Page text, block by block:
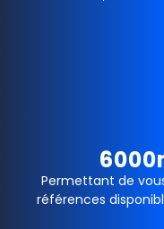
Permettant de
références